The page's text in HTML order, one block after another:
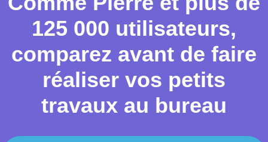
125 000 utilisateurs,
comparez avant de faire
réaliser vos petits
travaux au bureau